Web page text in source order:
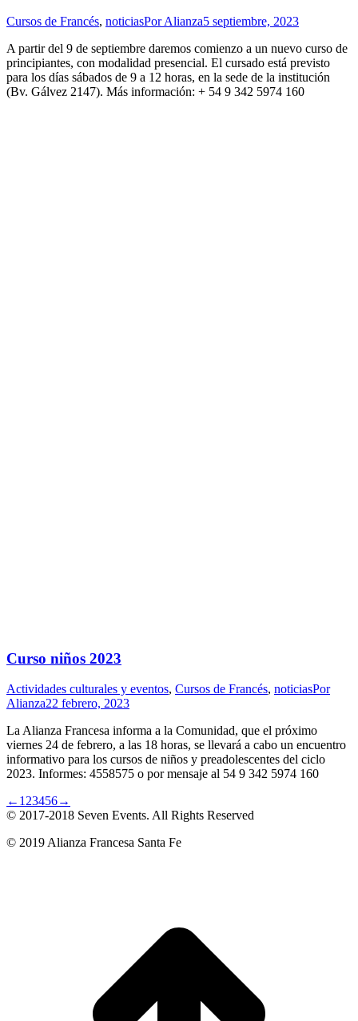
Cursos de Francés, noticiasPorAlianza5 septiembre, 2023
A partir del 9 de septiembre daremos comienzo a un nuevo curso de
principiantes, con modalidad presencial. El cursado está previsto
para los días sábados de 9 a 12 horas, en la sede de la institución
(Bv. Gálvez 2147). Más información: + 54 9 342 5974 160
Curso niños 2023
Actividades culturales y eventos, Cursos de Francés, noticiasPor
Alianza22 febrero, 2023
La Alianza Francesa informa a la Comunidad, que el próximo
viernes 24 de febrero, a las 18 horas, se llevará a cabo un encuentro
informativo para los cursos de niños y preadolescentes del ciclo
2023. Informes: 4558575 o por mensaje al 54 9 342 5974 160
← 1 23456→
© 2017-2018 Seven Events. All Rights Reserved
© 2019 Alianza Francesa Santa Fe